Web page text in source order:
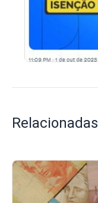
Relacionadas